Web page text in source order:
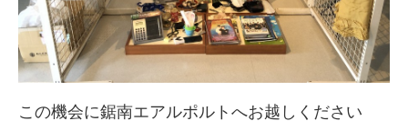
この機会に鋸南エアルポルトへお越しください